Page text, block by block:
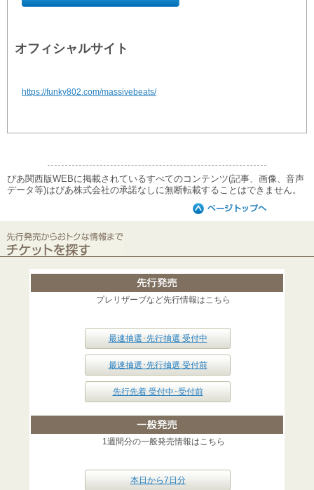
オフィシャルサイト
https://funky802.com/massivebeats/
ぴあ関西版WEBに掲載されているすべてのコンテンツ(記事、画像、音声
データ等)はぴあ株式会社の承諾なしに無断転載することはできません。
プレリザーブなど先行情報はこちら
最速抽選･先行抽選 受付中
最速抽選･先行抽選 受付前
先行先着 受付中･受付前
1週間分の一般発売情報はこちら
本日から7日分